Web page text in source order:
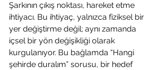
Şarkının çıkış noktası, hareket etme
ihtiyacı. Bu ihtiyaç, yalnızca fiziksel bir
yer değiştirme değil; aynı zamanda
içsel bir yön değişikliği olarak
kurgulanıyor. Bu bağlamda “Hangi
şehirde duralım” sorusu, bir hedef